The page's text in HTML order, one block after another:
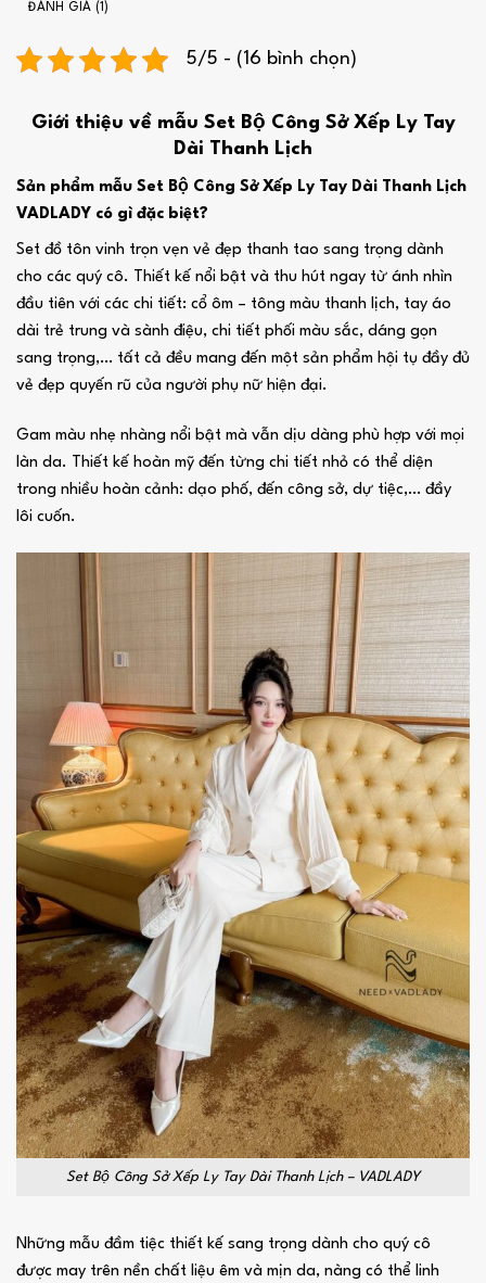
ĐÁNH GIÁ (1)
5/5 - (16 bình chọn)
Giới thiệu về mẫu Set Bộ Công Sở Xếp Ly Tay
Dài Thanh Lịch
Sản phẩm mẫu Set Bộ Công Sở Xếp Ly Tay Dài Thanh Lịch
VADLADY có gì đặc biệt?
Set đồ tôn vinh trọn vẹn vẻ đẹp thanh tao sang trọng dành
cho các quý cô. Thiết kế nổi bật và thu hút ngay từ ánh nhìn
đầu tiên với các chi tiết: cổ ôm – tông màu thanh lịch, tay áo
dài trẻ trung và sành điệu, chi tiết phối màu sắc, dáng gọn
sang trọng,… tất cả đều mang đến một sản phẩm hội tụ đầy đủ
vẻ đẹp quyến rũ của người phụ nữ hiện đại.
Gam màu nhẹ nhàng nổi bật mà vẫn dịu dàng phù hợp với mọi
làn da. Thiết kế hoàn mỹ đến từng chi tiết nhỏ có thể diện
trong nhiều hoàn cảnh: dạo phố, đến công sở, dự tiệc,… đầy
lôi cuốn.
Set Bộ Công Sở Xếp Ly Tay Dài Thanh Lịch – VADLADY
Những mẫu đầm tiệc thiết kế sang trọng dành cho quý cô
được may trên nền chất liệu êm và mịn da, nàng có thể linh